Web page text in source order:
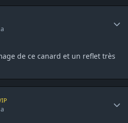
de ce canard et un reflet très